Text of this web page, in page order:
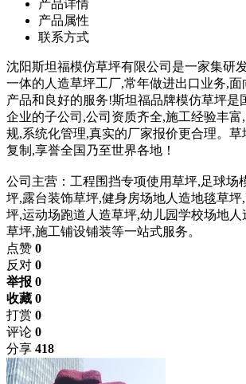
产品详情
产品属性
联系方式
沈阳斯坦福模仿草坪有限公司是一家集研
一体的人造草坪工厂,常年做进出口业务,
产品和良好的服务!斯坦福品牌模仿草坪是
企业的子公司,公司资质齐全,施工经验丰富
规,系统化管理,真实的厂家报价更合理。
复制,享誉全国乃至世界各地！
公司主营：工程围挡专项使用草坪,足球场
坪,露台装饰草坪,健身房场地人造地毯草
坪,运动场跑道人造草坪,幼儿园学校场地
草坪,施工铺设铺装等一站式服务。
点赞 0
反对 0
举报 0
收藏 0
打赏 0
评论 0
分享 418